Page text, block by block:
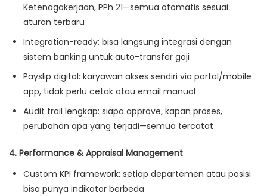
Ketenagakerjaan, PPh 21—semua otomatis sesuai
aturan terbaru
Integration-ready: bisa langsung integrasi dengan
sistem banking untuk auto-transfer gaji
Payslip digital: karyawan akses sendiri via portal/mobile
app, tidak perlu cetak atau email manual
Audit trail lengkap: siapa approve, kapan proses,
perubahan apa yang terjadi—semua tercatat
4. Performance & Appraisal Management
Custom KPI framework: setiap departemen atau posisi
bisa punya indikator berbeda